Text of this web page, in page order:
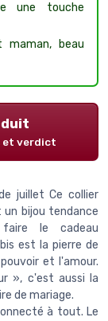
une touche
beau
et verdict
juillet Ce collier
bijou tendance
le cadeau
est la pierre de
et l'amour.
», c'est aussi la
de mariage.
à tout. Le